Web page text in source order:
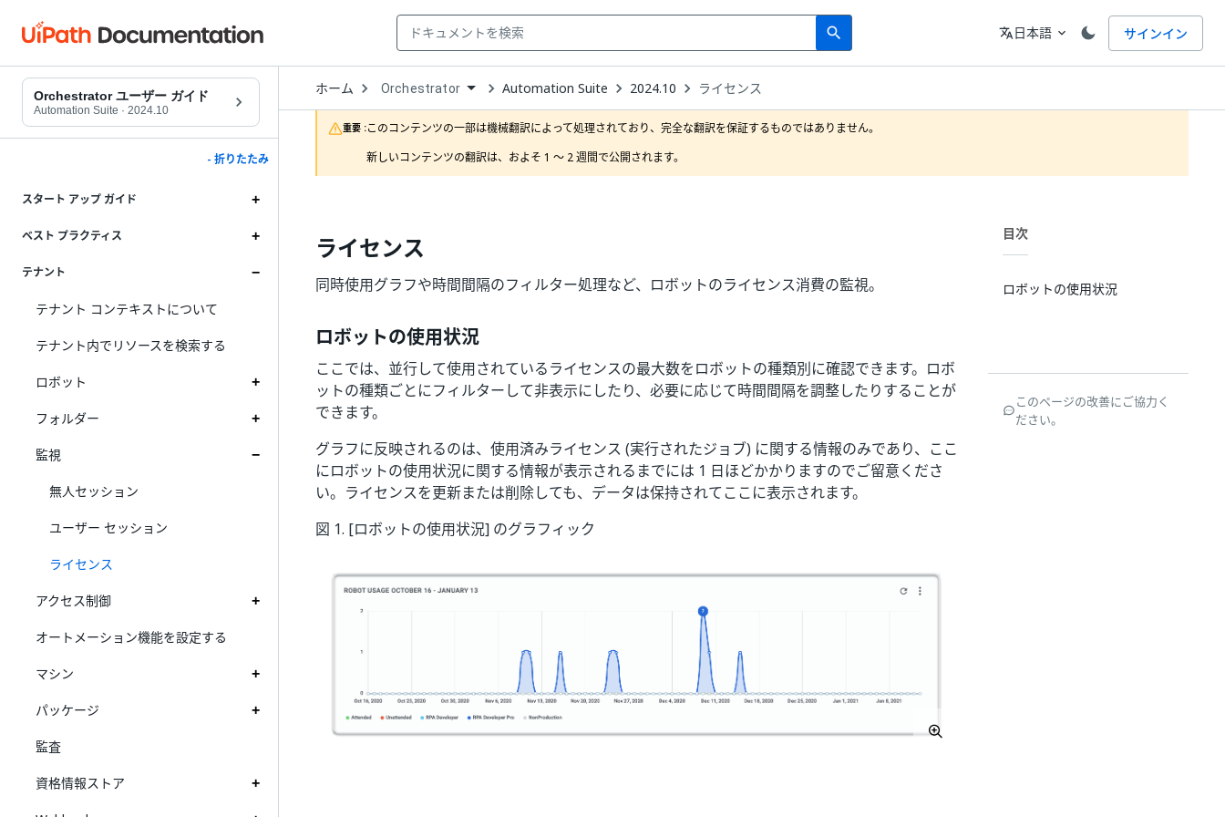
search
Search 言語
translate日本語 expand_more サインイン
Orchestrator ユーザー ガイド
Automation Suite · 2024.10
- 折りたたみ
スタート アップ ガイド
ベスト プラクティス
テナント
テナント コンテキストについて
テナント内でリソースを検索する
ロボット
フォルダー
監視
無人セッション
ユーザー セッション
ライセンス
アクセス制御
オートメーション機能を設定する
マシン
パッケージ
監査
資格情報ストア
ホーム Open
Dropdown
to
choose
product
Orchestrator Automation Suite 2024.10 ライセンス
重要 :このコンテンツの一部は機械翻訳によって処理されており、完全な翻訳を保証するものではありません。
新しいコンテンツの翻訳は、およそ 1 ～ 2 週間で公開されます。
ライセンス
同時使用グラフや時間間隔のフィルター処理など、ロボットのライセンス消費の監視。
ロボットの使用状況
ここでは、並行して使用されているライセンスの最大数をロボットの種類別に確認できます。ロボ
ットの種類ごとにフィルターして非表示にしたり、必要に応じて時間間隔を調整したりすることが
できます。
グラフに反映されるのは、使用済みライセンス (実行されたジョブ) に関する情報のみであり、ここ
にロボットの使用状況に関する情報が表示されるまでには 1 日ほどかかりますのでご留意くださ
い。ライセンスを更新または削除しても、データは保持されてここに表示されます。
図 1. [ロボットの使用状況] のグラフィック
目次
ロボットの使用状況
このページの改善にご協力く
ださい。